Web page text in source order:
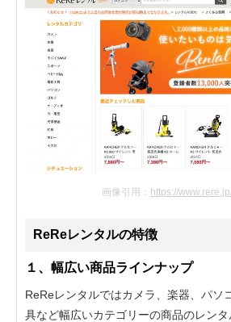
画像引用： https://
ReReレンタルの特徴
１、幅広い商品ラインナップ
ReReレンタルではカメラ、楽器、パソ
具など幅広いカテゴリーの商品のレン